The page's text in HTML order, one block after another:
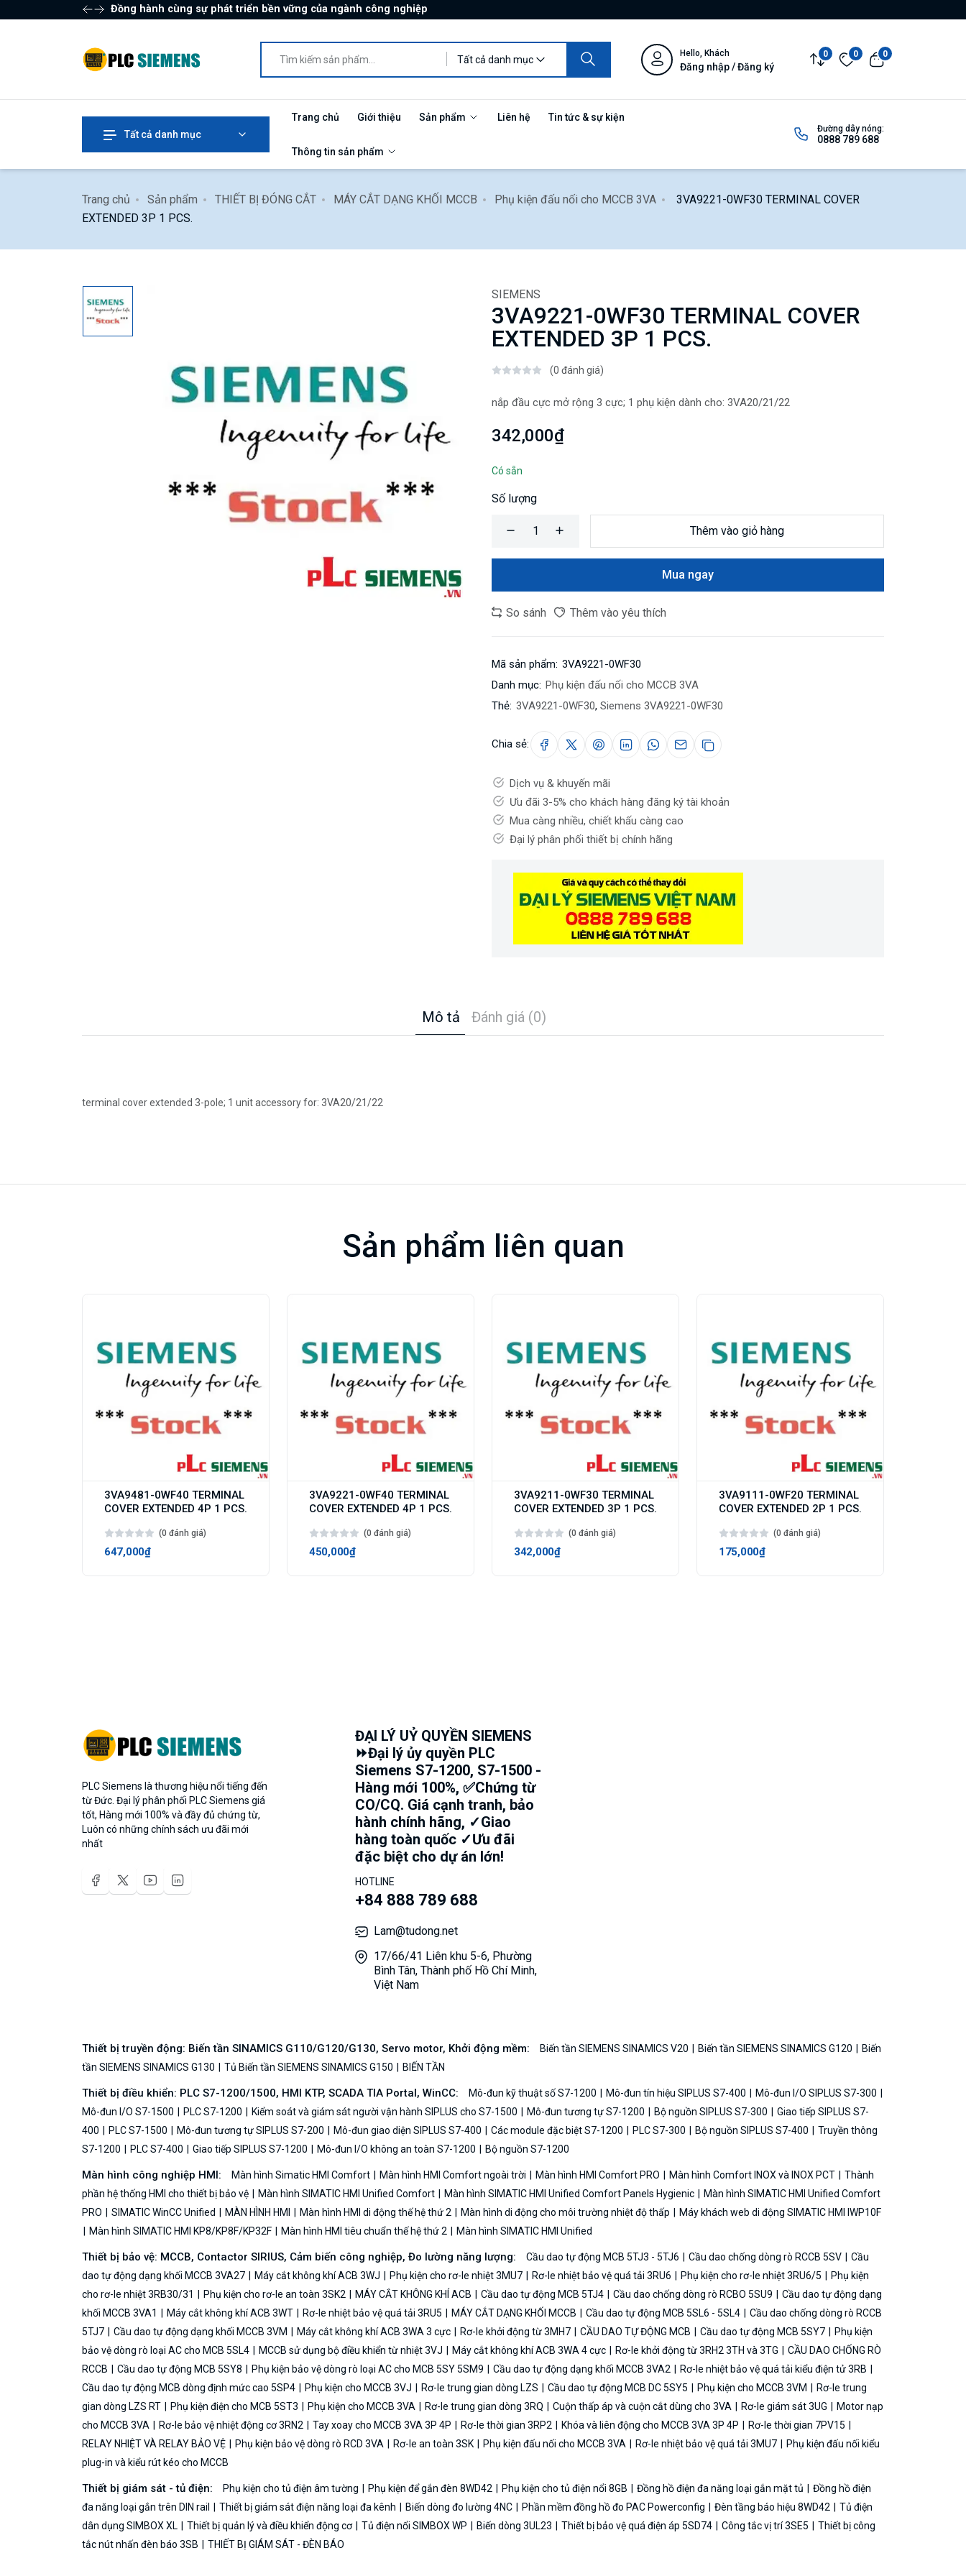
Đồng hành cùng sự phát triển bền vững của ngành công nghiệp
Tất cả danh mục
Hello, Khách
Đăng nhập / Đăng ký
0 0 0
Tất cả danh mục
Trang chủ Giới thiệu Sản phẩm Liên hệ Tin tức & sự kiện
Thông tin sản phẩm
Đường dây nóng:
0888 789 688
Trang chủ Sản phẩm THIẾT BỊ ĐÓNG CẮT MÁY CẮT DẠNG KHỐI MCCB Phụ kiện đấu nối cho MCCB 3VA
3VA9221-0WF30 TERMINAL COVER
EXTENDED 3P 1 PCS.
SIEMENS
3VA9221-0WF30 TERMINAL COVER
EXTENDED 3P 1 PCS.
(0 đánh giá)
nắp đầu cực mở rộng 3 cực; 1 phụ kiện dành cho: 3VA20/21/22
342,000₫
Có sẵn
Số lượng
Thêm vào giỏ hàng
Mua ngay
So sánh Thêm vào yêu thích
Mã sản phẩm: 3VA9221-0WF30
Danh mục: Phụ kiện đấu nối cho MCCB 3VA
Thẻ: 3VA9221-0WF30, Siemens 3VA9221-0WF30
Chia sẻ:
Dịch vụ & khuyến mãi
Ưu đãi 3-5% cho khách hàng đăng ký tài khoản
Mua càng nhiều, chiết khấu càng cao
Đại lý phân phối thiết bị chính hãng
Mô tả Đánh giá (0)
terminal cover extended 3-pole; 1 unit accessory for: 3VA20/21/22
Sản phẩm liên quan
3VA9481-0WF40 TERMINAL
COVER EXTENDED 4P 1 PCS.
(0 đánh giá)
647,000₫
3VA9221-0WF40 TERMINAL
COVER EXTENDED 4P 1 PCS.
(0 đánh giá)
450,000₫
3VA9211-0WF30 TERMINAL
COVER EXTENDED 3P 1 PCS.
(0 đánh giá)
342,000₫
3VA9111-0WF20 TERMINAL
COVER EXTENDED 2P 1 PCS.
(0 đánh giá)
175,000₫
PLC Siemens là thương hiệu nổi tiếng đến
từ Đức. Đại lý phân phối PLC Siemens giá
tốt, Hàng mới 100% và đầy đủ chứng từ,
Luôn có những chính sách ưu đãi mới
nhất
ĐẠI LÝ UỶ QUYỀN SIEMENS
⏩Đại lý ủy quyền PLC
Siemens S7-1200, S7-1500 -
Hàng mới 100%, ✅Chứng từ
CO/CQ. Giá cạnh tranh, bảo
hành chính hãng, ✓Giao
hàng toàn quốc ✓Ưu đãi
đặc biệt cho dự án lớn!
HOTLINE
+84 888 789 688
Lam@tudong.net
17/66/41 Liên khu 5-6, Phường
Bình Tân, Thành phố Hồ Chí Minh,
Việt Nam
Thiết bị truyền động: Biến tần SINAMICS G110/G120/G130, Servo motor, Khởi động mềm: Biến tần SIEMENS SINAMICS V20 Biến tần SIEMENS SINAMICS G120
Biến
tần SIEMENS SINAMICS G130
Tủ Biến tần SIEMENS SINAMICS G150 BIẾN TẦN
Thiết bị điều khiển: PLC S7-1200/1500, HMI KTP, SCADA TIA Portal, WinCC: Mô-đun kỹ thuật số S7-1200 Mô-đun tín hiệu SIPLUS S7-400
Mô-đun I/O SIPLUS S7-300
Mô-đun I/O S7-1500
PLC S7-1200 Kiểm soát và giám sát người vận hành SIPLUS cho S7-1500 Mô-đun tương tự S7-1200 Bộ nguồn SIPLUS S7-300
Giao tiếp SIPLUS S7-
400
PLC S7-1500 Mô-đun tương tự SIPLUS S7-200 Mô-đun giao diện SIPLUS S7-400 Các module đặc biệt S7-1200 PLC S7-300 Bộ nguồn SIPLUS S7-400
Truyền thông
S7-1200
PLC S7-400 Giao tiếp SIPLUS S7-1200 Mô-đun I/O không an toàn S7-1200 Bộ nguồn S7-1200
Màn hình công nghiệp HMI: Màn hình Simatic HMI Comfort Màn hình HMI Comfort ngoài trời Màn hình HMI Comfort PRO Màn hình Comfort INOX và INOX PCT
Thành
phần hệ thống HMI cho thiết bị bảo vệ
Màn hình SIMATIC HMI Unified Comfort Màn hình SIMATIC HMI Unified Comfort Panels Hygienic
Màn hình SIMATIC HMI Unified Comfort
PRO
SIMATIC WinCC Unified MÀN HÌNH HMI Màn hình HMI di động thế hệ thứ 2 Màn hình di động cho môi trường nhiệt độ thấp
Máy khách web di động SIMATIC HMI IWP10F
Màn hình SIMATIC HMI KP8/KP8F/KP32F
Màn hình HMI tiêu chuẩn thế hệ thứ 2 Màn hình SIMATIC HMI Unified
Thiết bị bảo vệ: MCCB, Contactor SIRIUS, Cảm biến công nghiệp, Đo lường năng lượng: Cầu dao tự động MCB 5TJ3 - 5TJ6 Cầu dao chống dòng rò RCCB 5SV
Cầu
dao tự động dạng khối MCCB 3VA27
Máy cắt không khí ACB 3WJ Phụ kiện cho rơ-le nhiệt 3MU7 Rơ-le nhiệt bảo vệ quá tải 3RU6 Phụ kiện cho rơ-le nhiệt 3RU6/5
Phụ kiện
cho rơ-le nhiệt 3RB30/31
Phụ kiện cho rơ-le an toàn 3SK2 MÁY CẮT KHÔNG KHÍ ACB Cầu dao tự động MCB 5TJ4 Cầu dao chống dòng rò RCBO 5SU9
Cầu dao tự động dạng
khối MCCB 3VA1
Máy cắt không khí ACB 3WT Rơ-le nhiệt bảo vệ quá tải 3RU5 MÁY CẮT DẠNG KHỐI MCCB Cầu dao tự động MCB 5SL6 - 5SL4
Cầu dao chống dòng rò RCCB
5TJ7
Cầu dao tự động dạng khối MCCB 3VM Máy cắt không khí ACB 3WA 3 cực Rơ-le khởi động từ 3MH7 CẦU DAO TỰ ĐỘNG MCB Cầu dao tự động MCB 5SY7
Phụ kiện
bảo vệ dòng rò loại AC cho MCB 5SL4
MCCB sử dụng bộ điều khiển từ nhiệt 3VJ Máy cắt không khí ACB 3WA 4 cực Rơ-le khởi động từ 3RH2 3TH và 3TG
CẦU DAO CHỐNG RÒ
RCCB
Cầu dao tự động MCB 5SY8 Phụ kiện bảo vệ dòng rò loại AC cho MCB 5SY 5SM9 Cầu dao tự động dạng khối MCCB 3VA2
Rơ-le nhiệt bảo vệ quá tải kiểu điện tử 3RB
Cầu dao tự động MCB dòng định mức cao 5SP4
Phụ kiện cho MCCB 3VJ Rơ-le trung gian dòng LZS Cầu dao tự động MCB DC 5SY5 Phụ kiện cho MCCB 3VM
Rơ-le trung
gian dòng LZS RT
Phụ kiện điện cho MCB 5ST3 Phụ kiện cho MCCB 3VA Rơ-le trung gian dòng 3RQ Cuộn thấp áp và cuộn cắt dùng cho 3VA Rơ-le giám sát 3UG
Motor nạp
cho MCCB 3VA
Rơ-le bảo vệ nhiệt động cơ 3RN2 Tay xoay cho MCCB 3VA 3P 4P Rơ-le thời gian 3RP2 Khóa và liên động cho MCCB 3VA 3P 4P
Rơ-le thời gian 7PV15
RELAY NHIỆT VÀ RELAY BẢO VỆ
Phụ kiện bảo vệ dòng rò RCD 3VA Rơ-le an toàn 3SK Phụ kiện đấu nối cho MCCB 3VA Rơ-le nhiệt bảo vệ quá tải 3MU7
Phụ kiện đấu nối kiểu
plug-in và kiểu rút kéo cho MCCB
Thiết bị giám sát - tủ điện: Phụ kiện cho tủ điện âm tường Phụ kiện để gắn đèn 8WD42 Phụ kiện cho tủ điện nổi 8GB Đồng hồ điện đa năng loại gắn mặt tủ
Đồng hồ điện
đa năng loại gắn trên DIN rail
Thiết bị giám sát điện năng loại đa kênh Biến dòng đo lường 4NC Phần mềm đồng hồ đo PAC Powerconfig Đèn tầng báo hiệu 8WD42
Tủ điện
dân dụng SIMBOX XL
Thiết bị quản lý và điều khiển động cơ Tủ điện nổi SIMBOX WP Biến dòng 3UL23 Thiết bị bảo vệ quá điện áp 5SD74 Công tắc vị trí 3SE5
Thiết bị công
tắc nút nhấn đèn báo 3SB
THIẾT BỊ GIÁM SÁT - ĐÈN BÁO